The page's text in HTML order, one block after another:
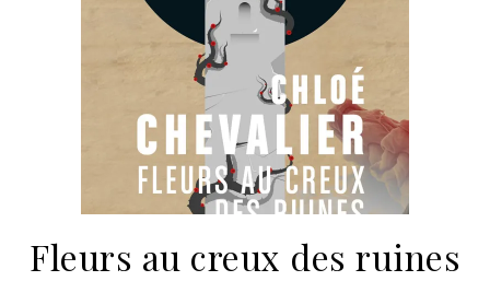
Fleurs au creux des ruines